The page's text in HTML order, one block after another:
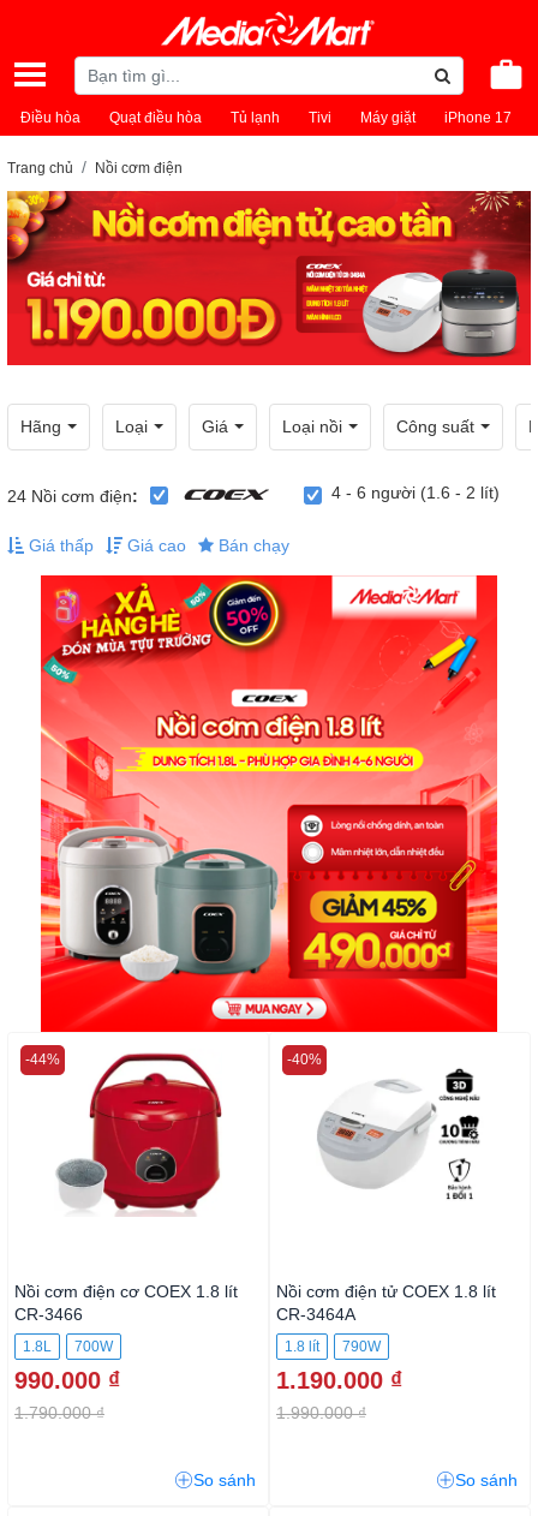
Điều hòa Quạt điều hòa Tủ lạnh Tivi Máy giặt iPhone 17
Trang chủ Nồi cơm điện
Hãng Loại Giá Loại nồi Công suất
24 Nồi cơm điện: 4 - 6 người (1.6 - 2 lít)
Giá thấp Giá cao Bán chạy
Nồi cơm điện cơ COEX 1.8 lít
CR-3466
1.8L 700W
990.000 ₫
1.790.000 ₫
-44%
So sánh
Nồi cơm điện tử COEX 1.8 lít
CR-3464A
1.8 lít 790W
1.190.000 ₫
1.990.000 ₫
-40%
So sánh